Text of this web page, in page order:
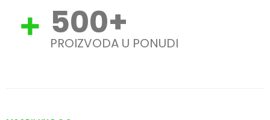
500+
PROIZVODA U PONUDI